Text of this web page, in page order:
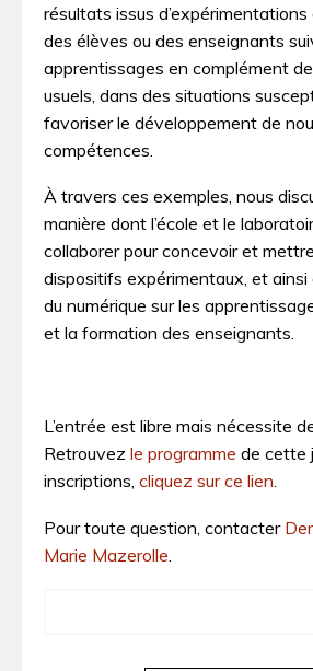
résultats issus d’expérimentations
des élèves ou des enseignants
apprentissages en complément
usuels, dans des situations
favoriser le développement de
compétences.
À travers ces exemples, nous
manière dont l’école et le
collaborer pour concevoir et
dispositifs expérimentaux, et ainsi
du numérique sur les
et la formation des enseignants.
L’entrée est libre mais nécessite
Retrouvez le programme de cette
inscriptions, cliquez sur ce lien.
Pour toute question, contacter
Marie Mazerolle.